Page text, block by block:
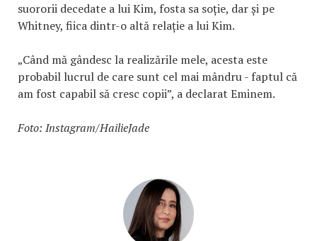
suororii decedate a lui Kim, fosta sa soție, dar și pe
Whitney, fiica dintr-o altă relație a lui Kim.
„Când mă gândesc la realizările mele, acesta este
probabil lucrul de care sunt cel mai mândru - faptul că
am fost capabil să cresc copii”, a declarat Eminem.
Foto: Instagram/HailieJade